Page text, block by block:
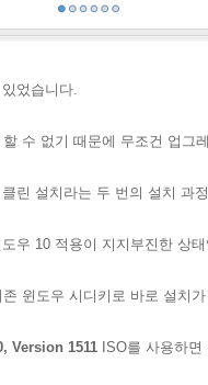
었습니다.
수 없기 때문에 무조건 업그
린 설치라는 두 번의 설치 과
우 10 적용이 지지부진한 상
윈도우 시디키로 바로 설치
Version 1511 SO를 사용하면